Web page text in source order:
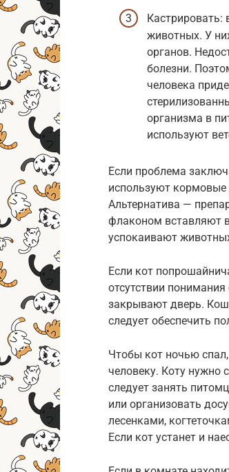
Кастрировать:
животных. У
органов.
болезни.
человека
организма в
используют
Если проблема
используют кормовые
Альтернатива —
флаконом вставляют
успокаивают
Если кот
отсутствии
закрывают дверь.
следует обеспечить
Чтобы кот ночью
человеку. Коту нужно
следует занять
или организовать
лесенками,
Если кот устанет и